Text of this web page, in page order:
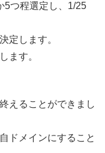
5つ程選定し、1/25
定します。
ます。
えることができまし
ドメインにすること